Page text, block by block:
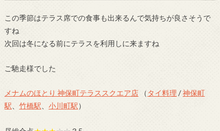
この季節はテラス席での食事も出来るんで気持ちが良さそうで
すね
次回は冬になる前にテラスを利用しに来ますね
ご馳走様でした
メナムのほとり 神保町テラススクエア店（ タイ料理 /神保町
駅
竹橋駅 小川町駅）